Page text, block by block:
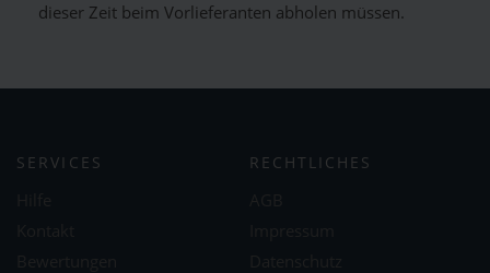
dieser Zeit beim Vorlieferanten abholen müssen.
SERVICES RECHTLICHES